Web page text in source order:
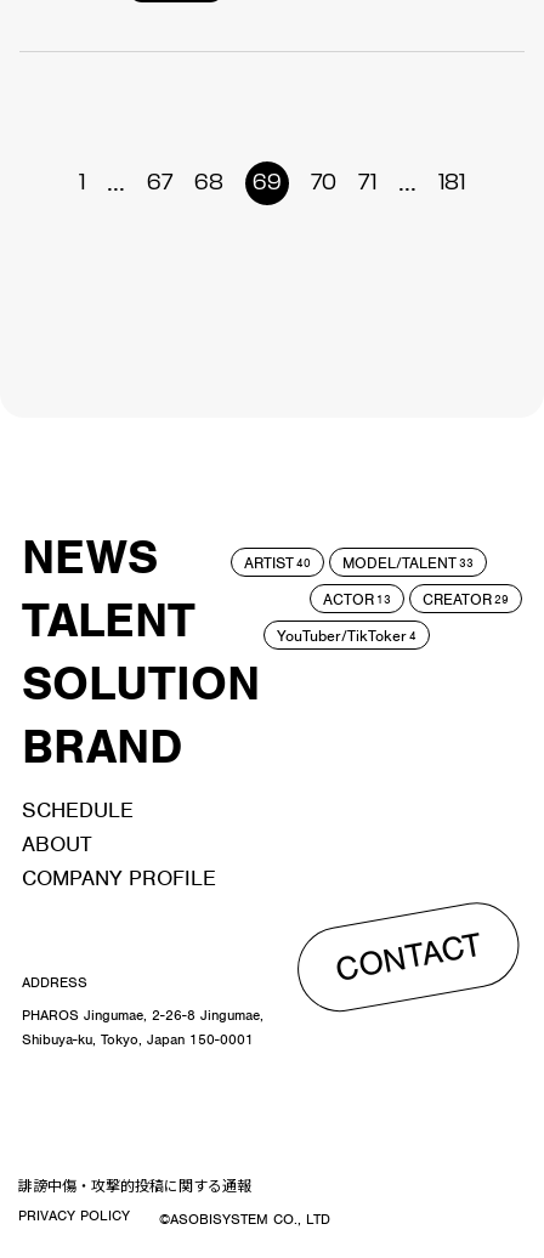
1 ... 67 68 69 70 71 ... 181
NEWS
TALENT
SOLUTION
BRAND
ARTIST40 MODEL/TALENT33
ACTOR 13 CREATOR29
YouTuber/TikToker4
SCHEDULE
ABOUT
COMPANY PROFILE
CONTACT
ADDRESS
PHAROS Jingumae, 2-26-8 Jingumae,
Shibuya-ku, Tokyo, Japan 150-0001
誹謗中傷・攻撃的投稿に関する通報
PRIVACY POLICY
©ASOBISYSTEM CO., LTD